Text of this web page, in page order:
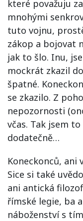
které považuju
mnohými
tuto vojnu,
zákop a bojovat
jak to šlo. Inu,
mockrát zkazil
špatné.
se zkazilo. Z
nepozornosti
včas. Tak jsem
dodatečně…
Koneckonců, ani
Sice si také
ani antická
římské legie, ba
náboženství s